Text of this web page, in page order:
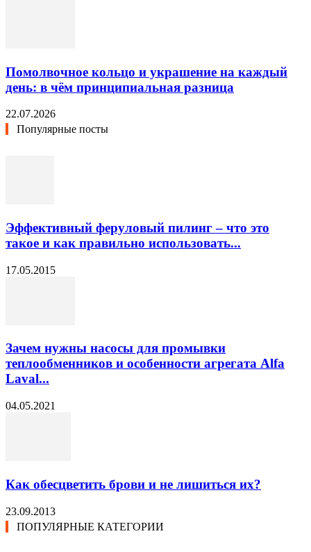
Помолвочное кольцо и украшение на каждый
день: в чём принципиальная разница
22.07.2026
Популярные посты
Эффективный феруловый пилинг – что это
такое и как правильно использовать...
17.05.2015
Зачем нужны насосы для промывки
теплообменников и особенности агрегата Alfa
Laval...
04.05.2021
Как обесцветить брови и не лишиться их?
23.09.2013
ПОПУЛЯРНЫЕ КАТЕГОРИИ